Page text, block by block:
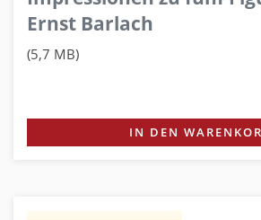
Ernst Barlach
(5,7 MB)
IN DEN